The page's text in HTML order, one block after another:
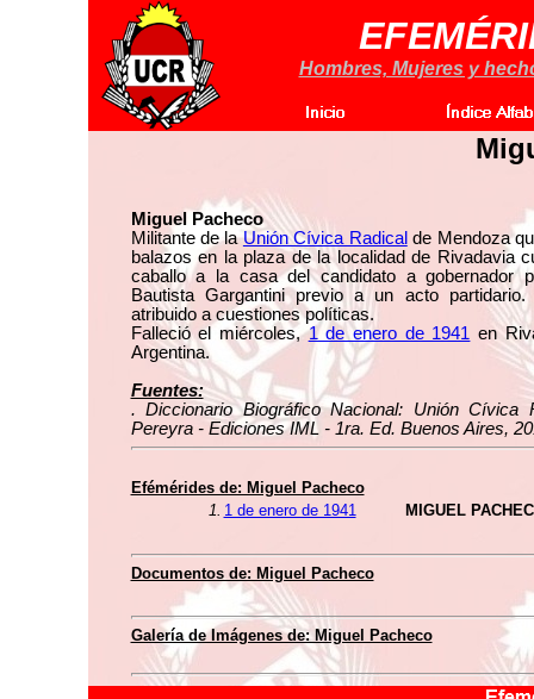
Hombres, Mujeres y
Miguel Pacheco
Militante de laUnión Cívica Radical de Mendoza
balazos en la plaza de la localidad de Rivadavia
caballo a la casa del candidato a gobernador
Bautista Gargantini previo a un acto
atribuido a cuestiones políticas.
Falleció el miércoles,1 de enero de 1941 en
Argentina.
Fuentes:
. Diccionario Biográfico Nacional: Unión Cívica
Pereyra - Ediciones IML - 1ra. Ed. Buenos Aires,
Efémérides de: Miguel Pacheco
1. 1 de enero de 1941 MIGUEL
Documentos de: Miguel Pacheco
Galería de Imágenes de: Miguel Pacheco